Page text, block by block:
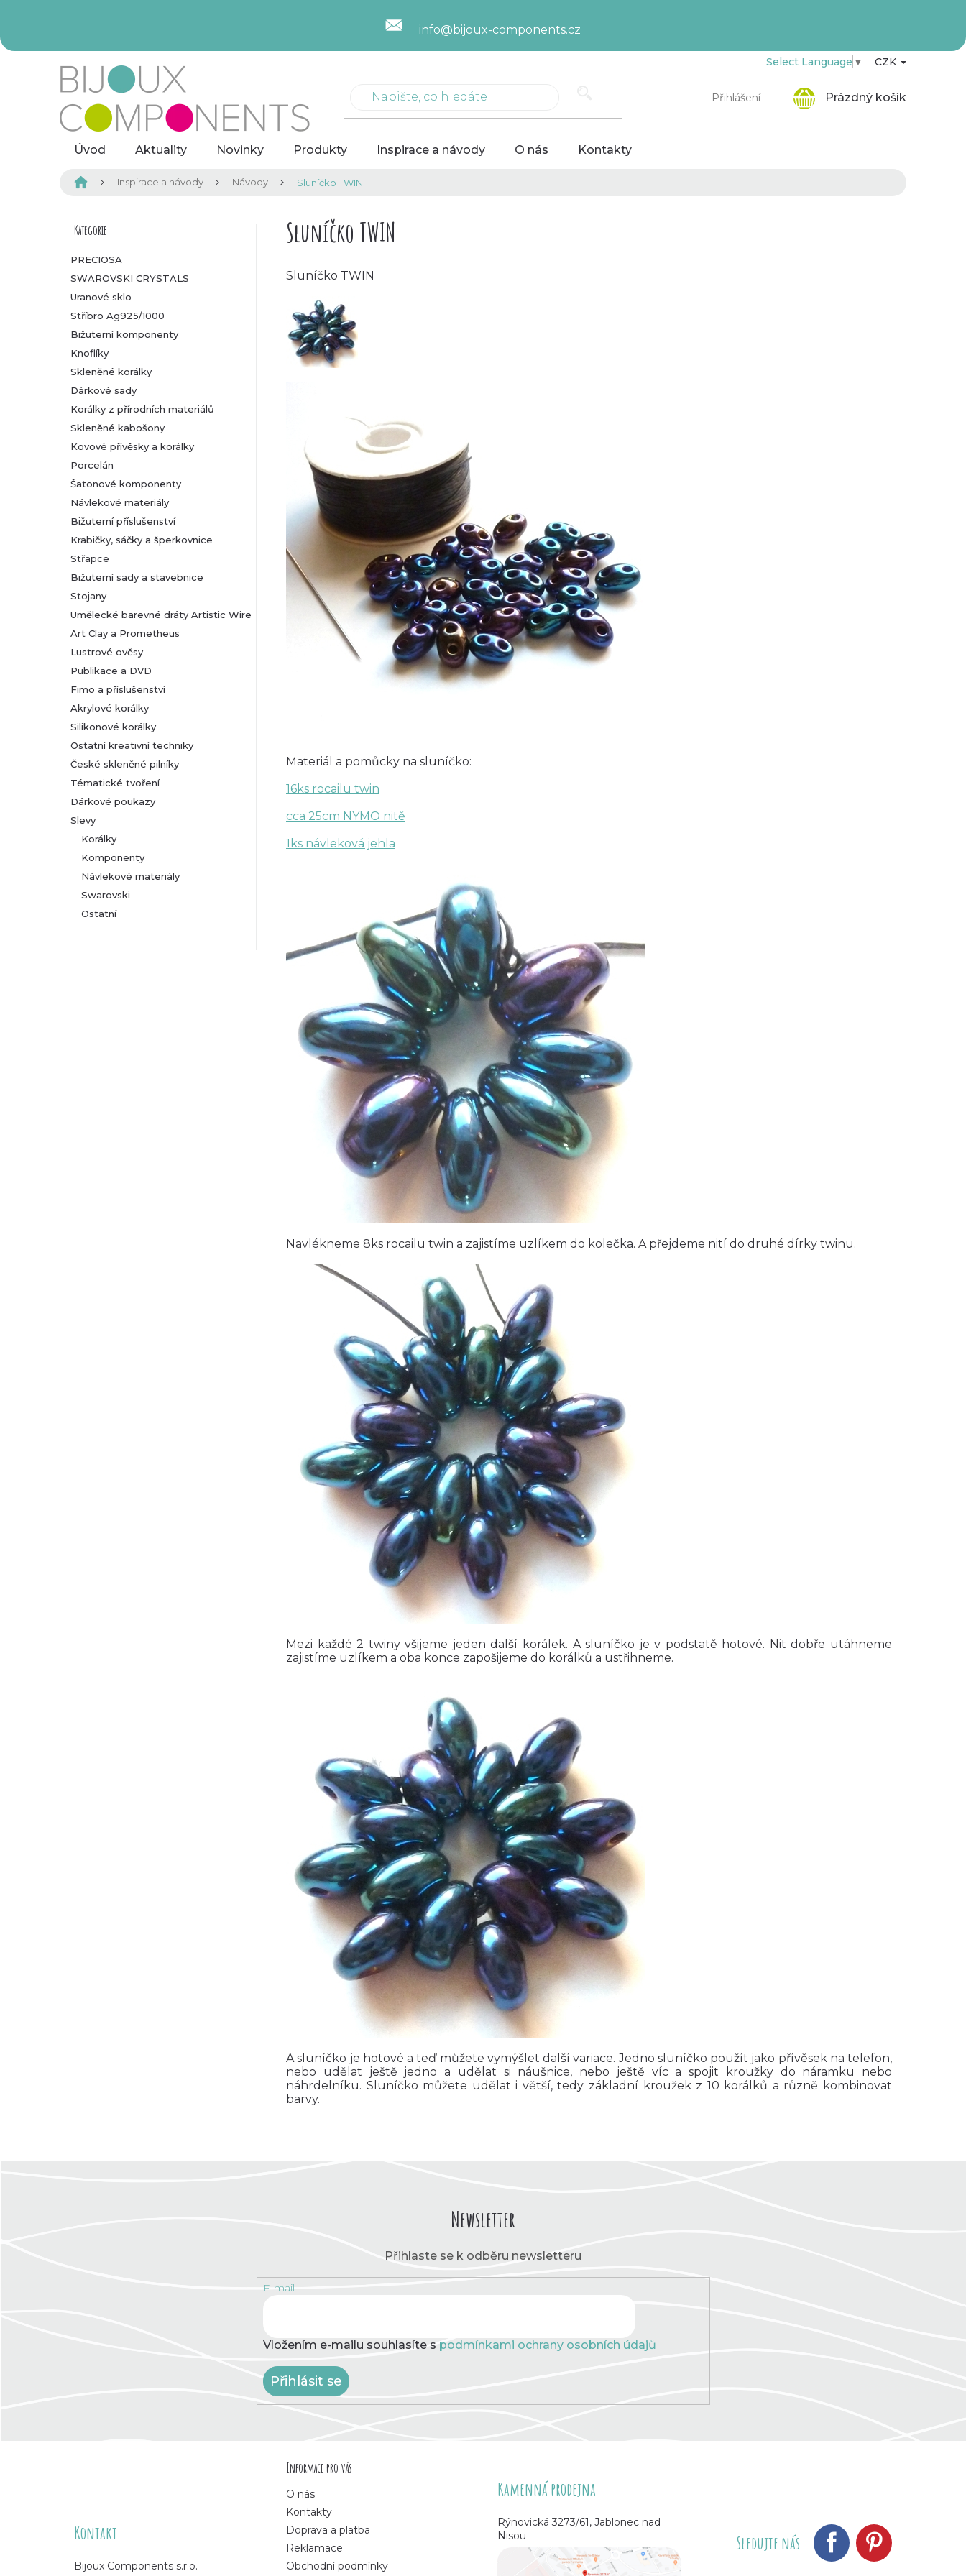
info@bijoux-components.cz
Přihlášení
Select Language ▼ CZK
Prázdný košík
Úvod Aktuality Novinky Produkty Inspirace a návody O nás Kontakty
Domů Inspirace a návody Návody Sluníčko TWIN
P
o
s
t
r
a
n
n
í
p
a
n
e
l
Přeskočit
Kategorie
PRECIOSA
SWAROVSKI CRYSTALS
Uranové sklo
Stříbro Ag925/1000
Bižuterní komponenty
Knoflíky
Skleněné korálky
Dárkové sady
Korálky z přírodních materiálů
Skleněné kabošony
Kovové přívěsky a korálky
Porcelán
Šatonové komponenty
Návlekové materiály
Bižuterní příslušenství
Krabičky, sáčky a šperkovnice
Střapce
Bižuterní sady a stavebnice
Stojany
Umělecké barevné dráty Artistic Wire
Art Clay a Prometheus
Lustrové ověsy
Publikace a DVD
Fimo a příslušenství
Akrylové korálky
Silikonové korálky
Ostatní kreativní techniky
České skleněné pilníky
Tématické tvoření
Dárkové poukazy
Slevy
Korálky
Komponenty
Návlekové materiály
Swarovski
Ostatní
Sluníčko TWIN
Sluníčko TWIN
Materiál a pomůcky na sluníčko:
16ks rocailu twin
cca 25cm NYMO nitě
1ks návleková jehla
Navlékneme 8ks rocailu twin a zajistíme uzlíkem do kolečka. A přejdeme nití do druhé dírky twinu.
Mezi každé 2 twiny všijeme jeden další korálek. A sluníčko je v podstatě hotové. Nit dobře utáhneme
zajistíme uzlíkem a oba konce zapošijeme do korálků a ustřihneme.
A sluníčko je hotové a teď můžete vymýšlet další variace. Jedno sluníčko použít jako přívěsek na telefon,
nebo udělat ještě jedno a udělat si náušnice, nebo ještě víc a spojit kroužky do náramku nebo
náhrdelníku. Sluníčko můžete udělat i větší, tedy základní kroužek z 10 korálků a různě kombinovat
barvy.
Newsletter
Přihlaste se k odběru newsletteru
E-mail
Vložením e-mailu souhlasíte s podmínkami ochrany osobních údajů
Přihlásit se
Kontakt
Bijoux Components s.r.o.
Informace pro vás
O nás
Kontakty
Doprava a platba
Reklamace
Obchodní podmínky
Kamenná prodejna
Rýnovická 3273/61, Jablonec nad
Nisou
Sledujte nás